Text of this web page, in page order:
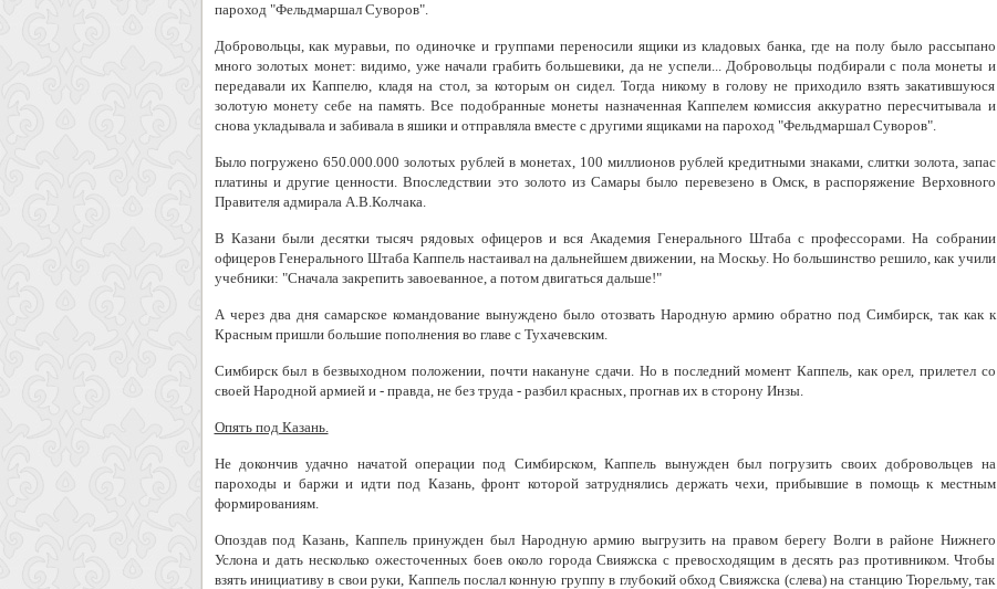
пароход "Фельдмаршал Суворов".
Добровольцы, как муравьи, по одиночке и группами переносили ящики из кладовых банка, где на полу было рассыпано
много золотых монет: видимо, уже начали грабить большевики, да не успели... Добровольцы подбирали с пола монеты и
передавали их Каппелю, кладя на стол, за которым он сидел. Тогда никому в голову не приходило взять закатившуюся
золотую монету себе на память. Все подобранные монеты назначенная Каппелем комиссия аккуратно пересчитывала и
снова укладывала и забивала в яшики и отправляла вместе с другими ящиками на пароход "Фельдмаршал Суворов".
Было погружено 650.000.000 золотых рублей в монетах, 100 миллионов рублей кредитными знаками, слитки золота, запас
платины и другие ценности. Впоследствии это золото из Самары было перевезено в Омск, в распоряжение Верховного
Правителя адмирала А.В.Колчака.
В Казани были десятки тысяч рядовых офицеров и вся Академия Генерального Штаба с профессорами. На собрании
офицеров Генерального Штаба Каппель настаивал на дальнейшем движении, на Москьу. Но большинство решило, как учили
учебники: "Сначала закрепить завоеванное, а потом двигаться дальше!"
А через два дня самарское командование вынуждено было отозвать Народную армию обратно под Симбирск, так как к
Красным пришли большие пополнения во главе с Тухачевским.
Симбирск был в безвыходном положении, почти накануне сдачи. Но в последний момент Каппель, как орел, прилетел со
своей Народной армией и - правда, не без труда - разбил красных, прогнав их в сторону Инзы.
Опять под Казань.
Не докончив удачно начатой операции под Симбирском, Каппель вынужден был погрузить своих добровольцев на
пароходы и баржи и идти под Казань, фронт которой затруднялись держать чехи, прибывшие в помощь к местным
формированиям.
Опоздав под Казань, Каппель принужден был Народную армию выгрузить на правом берегу Волги в районе Нижнего
Услона и дать несколько ожесточенных боев около города Свияжска с превосходящим в десять раз противником. Чтобы
взять инициативу в свои руки, Каппель послал конную группу в глубокий обход Свияжска (слева) на станцию Тюрельму, так